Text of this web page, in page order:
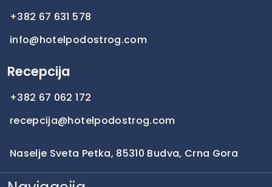
+382 67 631 578
info@hotelpodostrog.com
Recepcija
+382 67 062 172
recepcija@hotelpodostrog.com
Naselje Sveta Petka, 85310 Budva, Crna Gora